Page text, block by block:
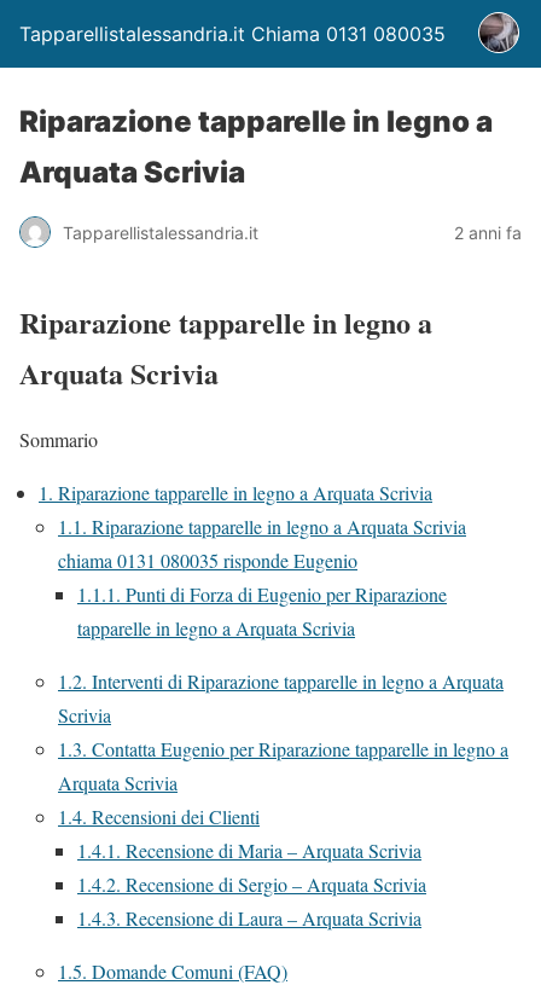
Tapparellistalessandria.it Chiama 0131 080035
Riparazione tapparelle in legno a
Arquata Scrivia
Tapparellistalessandria.it 2 anni fa
Riparazione tapparelle in legno a
Arquata Scrivia
Sommario
1. Riparazione tapparelle in legno a Arquata Scrivia
1.1. Riparazione tapparelle in legno a Arquata Scrivia
chiama 0131 080035 risponde Eugenio
1.1.1. Punti di Forza di Eugenio per Riparazione
tapparelle in legno a Arquata Scrivia
1.2. Interventi di Riparazione tapparelle in legno a Arquata
Scrivia
1.3. Contatta Eugenio per Riparazione tapparelle in legno a
Arquata Scrivia
1.4. Recensioni dei Clienti
1.4.1. Recensione di Maria – Arquata Scrivia
1.4.2. Recensione di Sergio – Arquata Scrivia
1.4.3. Recensione di Laura – Arquata Scrivia
1.5. Domande Comuni (FAQ)